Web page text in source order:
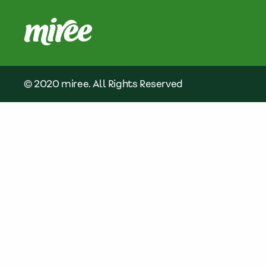
© 2020 miree. All Rights Reserved